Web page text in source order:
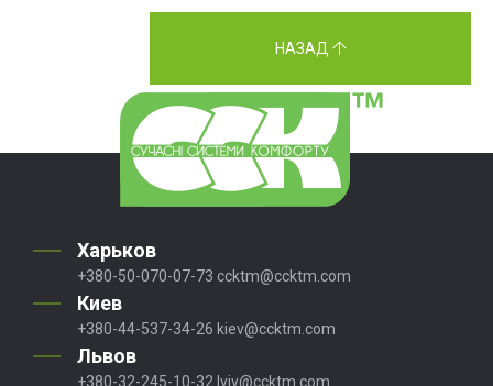
НАЗАД
Харьков
+380-50-070-07-73 ccktm@ccktm.com
Киев
+380-44-537-34-26 kiev@ccktm.com
Львов
+380-32-245-10-32 lviv@ccktm.com